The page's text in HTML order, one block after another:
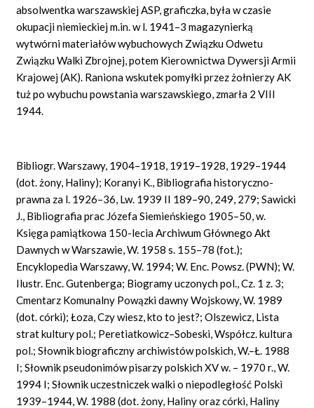
absolwentka warszawskiej ASP, graficzka, była w czasie
okupacji niemieckiej m.in. w l. 1941–3 magazynierką
wytwórni materiałów wybuchowych Związku Odwetu
Związku Walki Zbrojnej, potem Kierownictwa Dywersji Armii
Krajowej (AK). Raniona wskutek pomyłki przez żołnierzy AK
tuż po wybuchu powstania warszawskiego, zmarła 2 VIII
1944.
Bibliogr. Warszawy, 1904–1918, 1919–1928, 1929–1944
(dot. żony, Haliny); Koranyi K., Bibliografia historyczno-
prawna za l. 1926–36, Lw. 1939 II 189–90, 249, 279; Sawicki
J., Bibliografia prac Józefa Siemieńskiego 1905–50, w.
Księga pamiątkowa 150-lecia Archiwum Głównego Akt
Dawnych w Warszawie, W. 1958 s. 155–78 (fot.);
Encyklopedia Warszawy, W. 1994; W. Enc. Powsz. (PWN); W.
Ilustr. Enc. Gutenberga; Biogramy uczonych pol., Cz. 1 z. 3;
Cmentarz Komunalny Powązki dawny Wojskowy, W. 1989
(dot. córki); Łoza, Czy wiesz, kto to jest?; Olszewicz, Lista
strat kultury pol.; Peretiatkowicz–Sobeski, Współcz. kultura
pol.; Słownik biograficzny archiwistów polskich, W.–Ł. 1988
I; Słownik pseudonimów pisarzy polskich XV w. – 1970 r., W.
1994 I; Słownik uczestniczek walki o niepodległość Polski
1939–1944, W. 1988 (dot. żony, Haliny oraz córki, Haliny